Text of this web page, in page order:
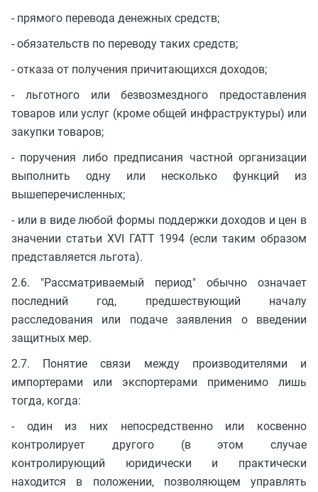
- прямого перевода денежных средств;
- обязательств по переводу таких средств;
- отказа от получения причитающихся доходов;
- льготного или безвозмездного предоставления
товаров или услуг (кроме общей инфраструктуры) или
закупки товаров;
- поручения либо предписания частной организации
выполнить одну или несколько функций из
вышеперечисленных;
- или в виде любой формы поддержки доходов и цен в
значении статьи XVI ГАТТ 1994 (если таким образом
представляется льгота).
2.6. "Рассматриваемый период" обычно означает
последний год, предшествующий началу
расследования или подаче заявления о введении
защитных мер.
2.7. Понятие связи между производителями и
импортерами или экспортерами применимо лишь
тогда, когда:
- один из них непосредственно или косвенно
контролирует другого (в этом случае
контролирующий юридически и практически
находится в положении, позволяющем управлять